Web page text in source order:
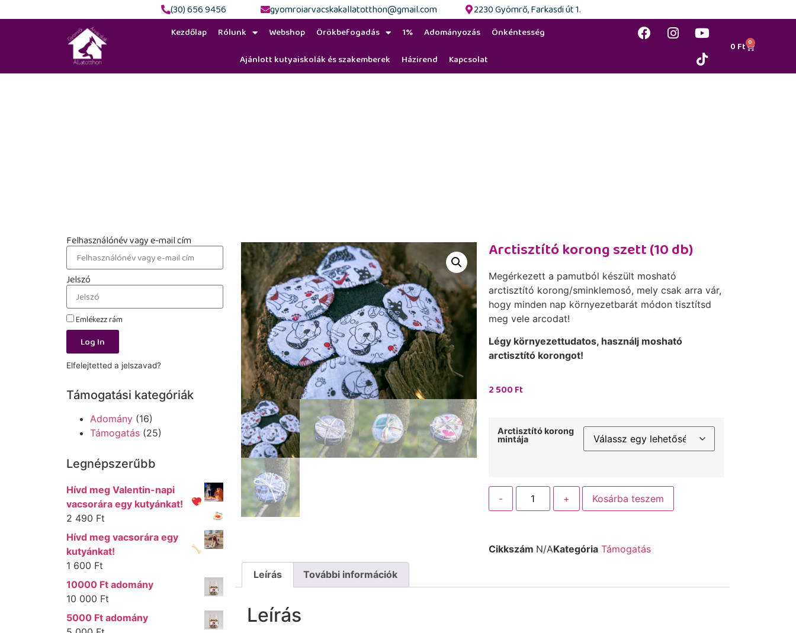
(30) 656 9456 gyomroiarvacskakallatotthon@gmail.com 2230 Gyömrő, Farkasdi út 1.
Kezdőlap Rólunk Webshop Örökbefogadás 1% Adományozás
Önkéntesség
Ajánlott kutyaiskolák és szakemberek
Házirend Kapcsolat
0 Ft 0
Felhasználónév vagy e-mail cím
Jelszó
Emlékezz rám
Log In
Elfelejtetted a jelszavad?
Támogatási kategóriák
Adomány (16)
Támogatás (25)
Legnépszerűbb
Hívd meg Valentin-napi
vacsorára egy kutyánkat!
2 490 Ft
Hívd meg vacsorára egy
kutyánkat!
1 600 Ft
10000 Ft adomány
10 000 Ft
5000 Ft adomány
Arctisztító korong szett (10 db)
Megérkezett a pamutból készült mosható
arctisztító korong/sminklemosó, mely csak arra vár,
hogy minden nap környezetbarát módon tisztítsd
meg vele arcodat!
Légy környezettudatos, használj mosható
arctisztító korongot!
2 500 Ft
Arctisztító korong
mintája
- + Kosárba teszem
Cikkszám N/AKategória Támogatás
Leírás További információk
Leírás